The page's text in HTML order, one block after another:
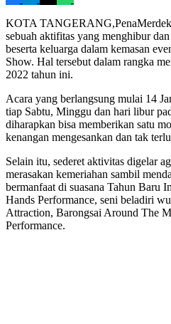
KOTA
sebuah aktifitas yang menghibur
beserta keluarga dalam kemasan
Show. Hal tersebut dalam rangka
2022 tahun ini.
Acara yang berlangsung mulai 14
tiap Sabtu, Minggu dan hari libur
diharapkan bisa memberikan satu
kenangan mengesankan dan tak
Selain itu, sederet aktivitas digelar
merasakan kemeriahan sambil
bermanfaat di suasana Tahun Baru
Hands Performance, seni beladiri
Attraction, Barongsai Around The
Performance.